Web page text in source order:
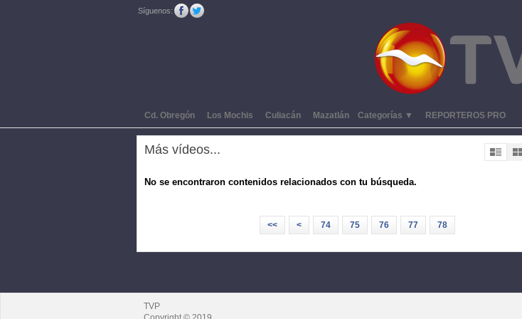
Síguenos:
Cd. Obregón Los Mochis Culiacán Mazatlán Categorías ▼ REPORTEROS PRO
Más vídeos...
No se encontraron contenidos relacionados con tu búsqueda.
<< < 74 75 76 77 78
TVP